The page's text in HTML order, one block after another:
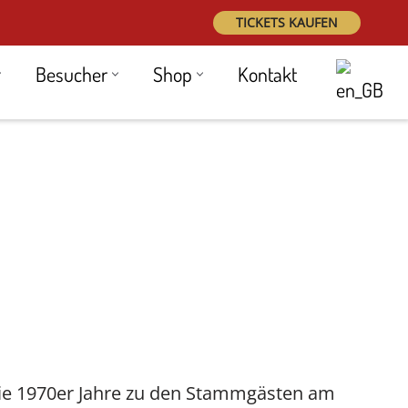
TICKETS KAUFEN
Besucher Shop Kontakt
1970er Jahre zu den Stammgästen am